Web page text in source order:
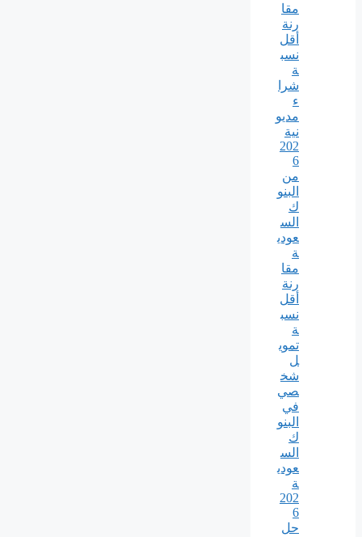
مقا
رنة
أقل
نسب
ة
شرا
ء
مديو
نية
202
6
من
البنو
ك
الس
عودي
ة
مقا
رنة
أقل
نسب
ة
تموي
ل
شخ
صي
في
البنو
ك
الس
عودي
ة
202
6
حل